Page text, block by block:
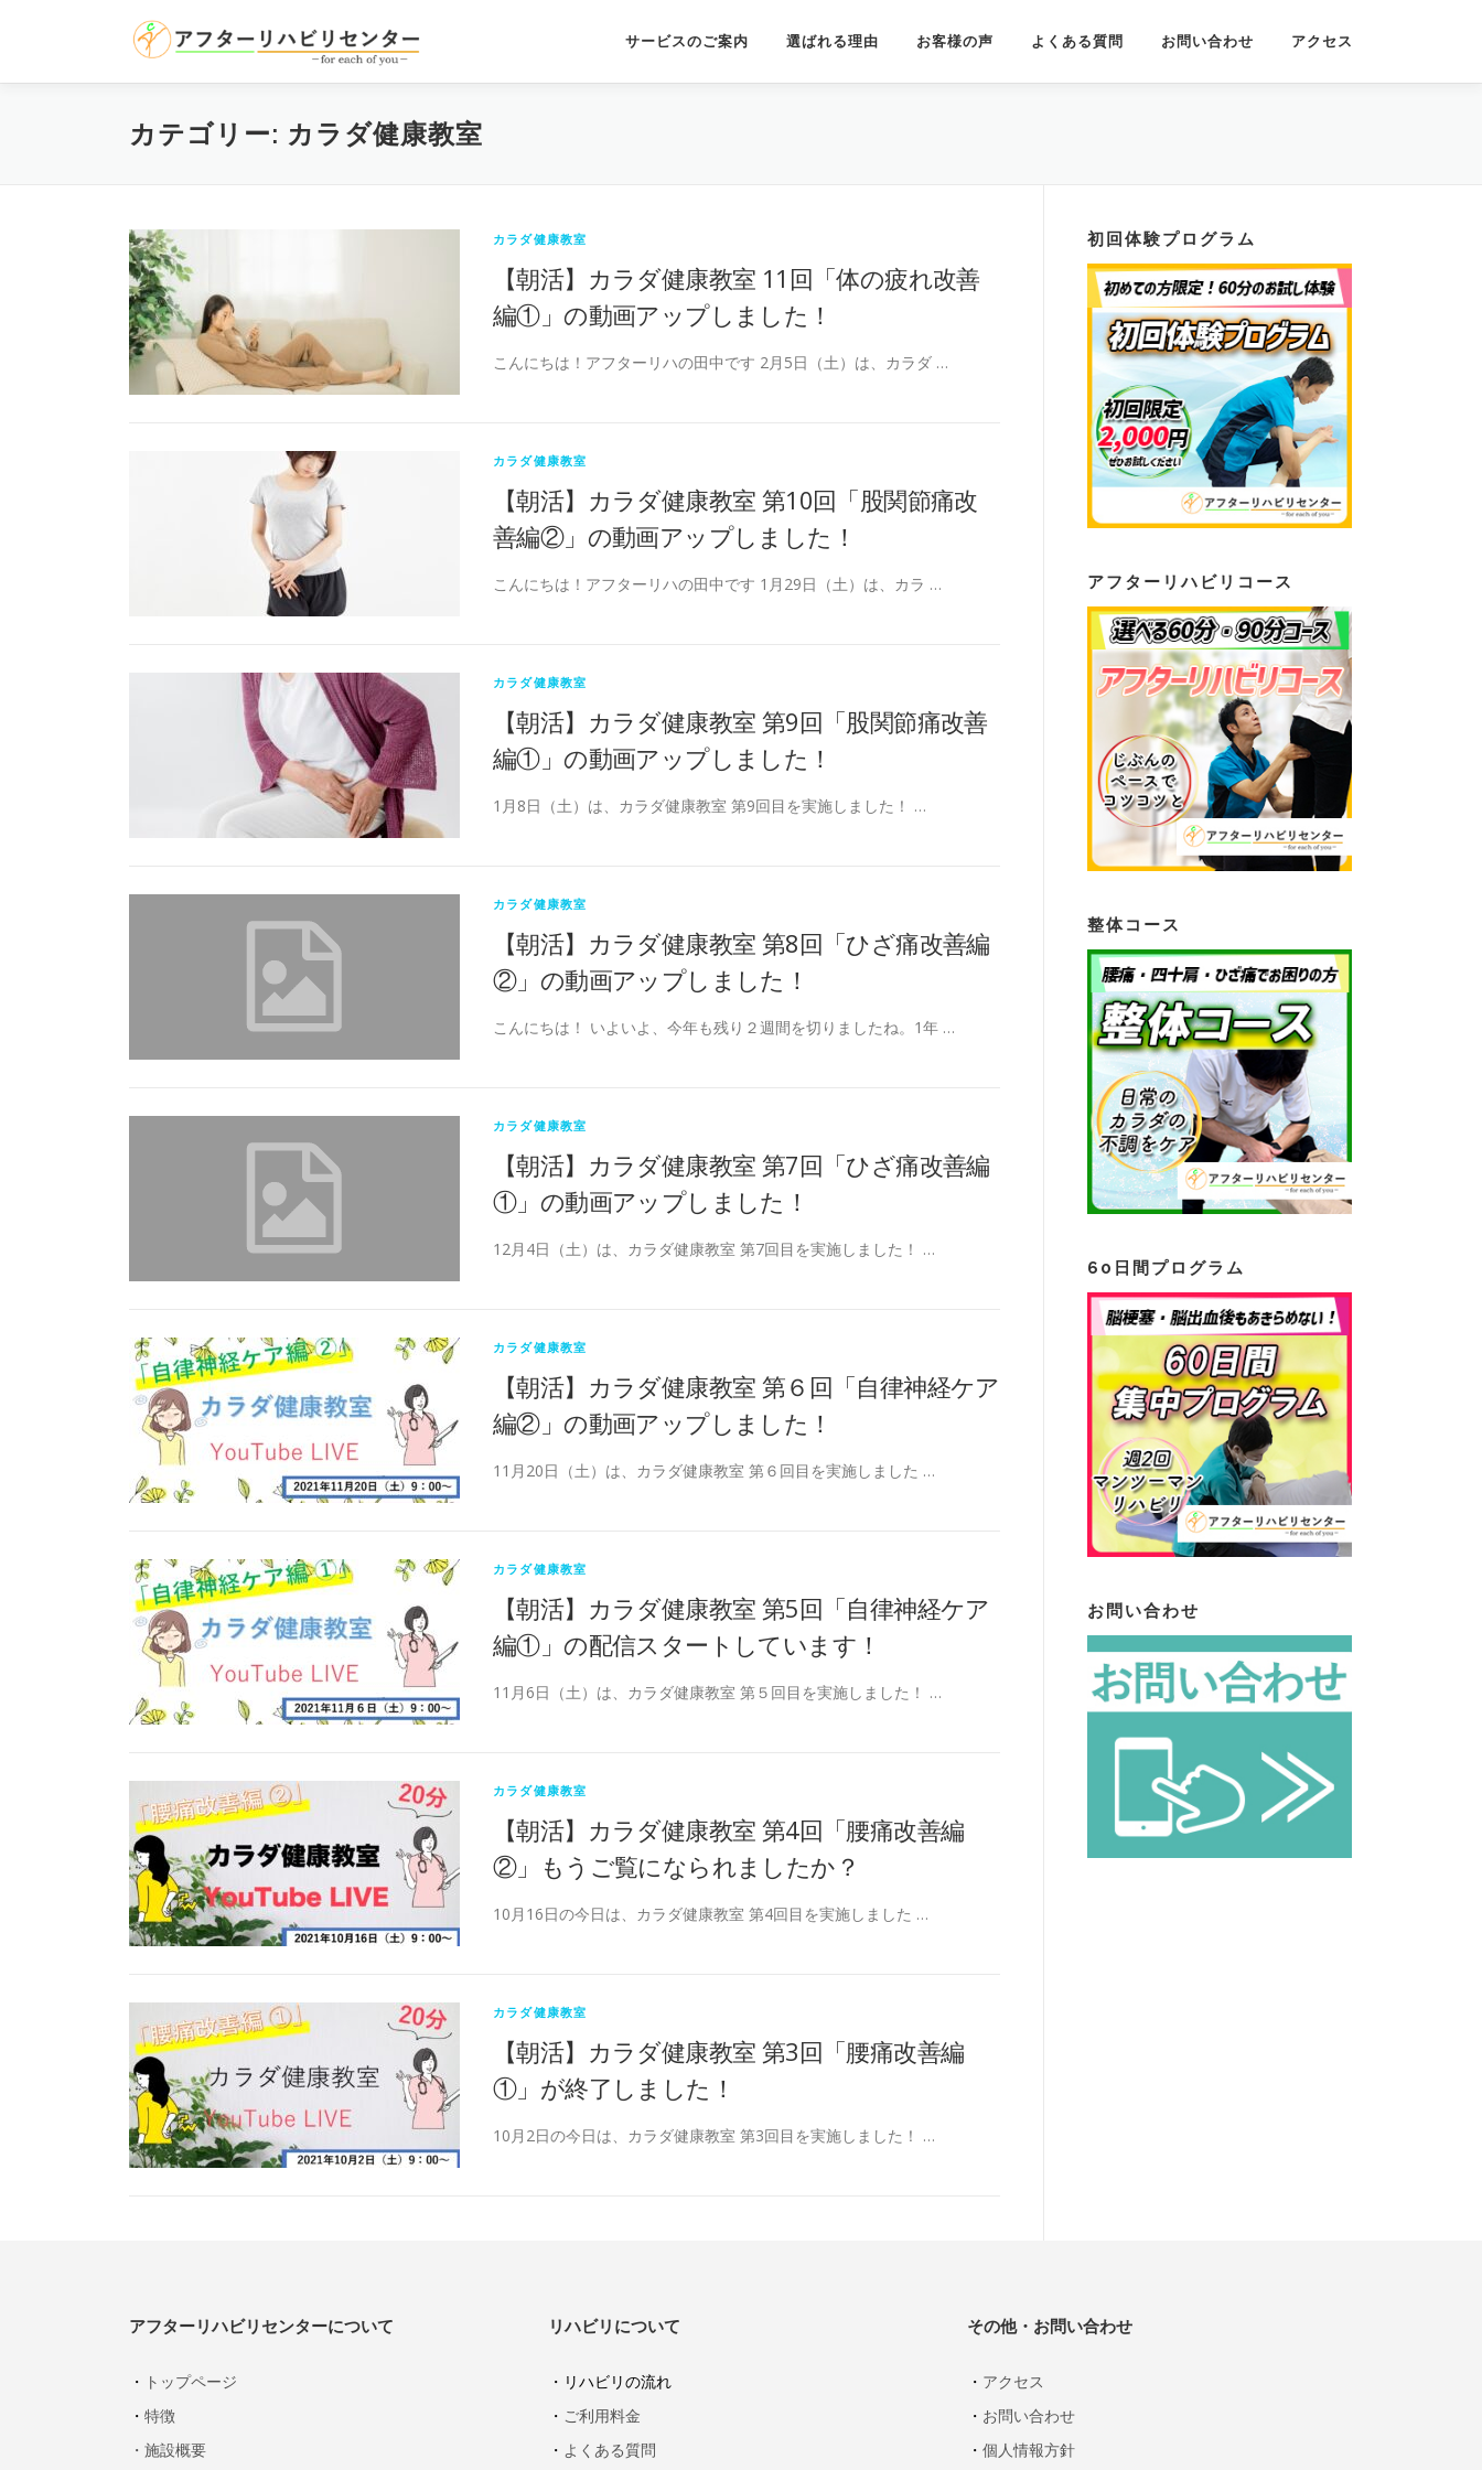
ン
サービスのご案内 選ばれる理由 お客様の声 よくある質問 お問い合わせ アクセス
カテゴリー: カラダ健康教室
カラダ健康教室
【朝活】カラダ健康教室 11回「体の疲れ改善
編①」の動画アップしました！
こんにちは！アフターリハの田中です 2月5日（土）は、カラダ …
カラダ健康教室
【朝活】カラダ健康教室 第10回「股関節痛改
善編②」の動画アップしました！
こんにちは！アフターリハの田中です 1月29日（土）は、カラ …
カラダ健康教室
【朝活】カラダ健康教室 第9回「股関節痛改善
編①」の動画アップしました！
1月8日（土）は、カラダ健康教室 第9回目を実施しました！ …
カラダ健康教室
【朝活】カラダ健康教室 第8回「ひざ痛改善編
②」の動画アップしました！
こんにちは！ いよいよ、今年も残り２週間を切りましたね。1年 …
カラダ健康教室
【朝活】カラダ健康教室 第7回「ひざ痛改善編
①」の動画アップしました！
12月4日（土）は、カラダ健康教室 第7回目を実施しました！ …
カラダ健康教室
【朝活】カラダ健康教室 第６回「自律神経ケア
編②」の動画アップしました！
11月20日（土）は、カラダ健康教室 第６回目を実施しました …
カラダ健康教室
【朝活】カラダ健康教室 第5回「自律神経ケア
編①」の配信スタートしています！
11月6日（土）は、カラダ健康教室 第５回目を実施しました！ …
カラダ健康教室
【朝活】カラダ健康教室 第4回「腰痛改善編
②」もうご覧になられましたか？
10月16日の今日は、カラダ健康教室 第4回目を実施しました …
カラダ健康教室
【朝活】カラダ健康教室 第3回「腰痛改善編
①」が終了しました！
10月2日の今日は、カラダ健康教室 第3回目を実施しました！ …
初回体験プログラム
アフターリハビリコース
整体コース
60日間プログラム
お問い合わせ
アフターリハビリセンターについて
・ トップページ
・ 特徴
・施設概要
リハビリについて
・リハビリの流れ
・ ご利用料金
・ よくある質問
その他・お問い合わせ
・ アクセス
・ お問い合わせ
・ 個人情報方針